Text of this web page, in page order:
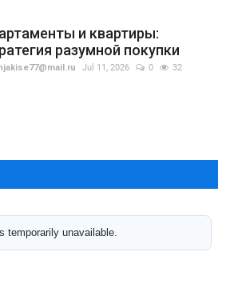
и квартиры:
разумной покупки
Jul 11, 2026 0 32